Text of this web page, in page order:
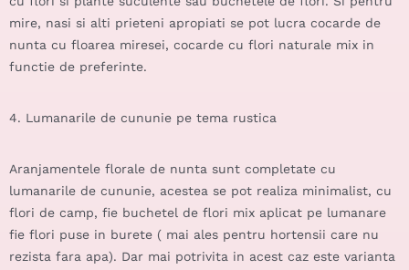
mire, nasi si alti prieteni apropiati se pot lucra cocarde de
nunta cu floarea miresei, cocarde cu flori naturale mix in
functie de preferinte.
4. Lumanarile de cununie pe tema rustica
Aranjamentele florale de nunta sunt completate cu
lumanarile de cununie, acestea se pot realiza minimalist, cu
flori de camp, fie buchetel de flori mix aplicat pe lumanare
fie flori puse in burete ( mai ales pentru hortensii care nu
rezista fara apa). Dar mai potrivita in acest caz este varianta